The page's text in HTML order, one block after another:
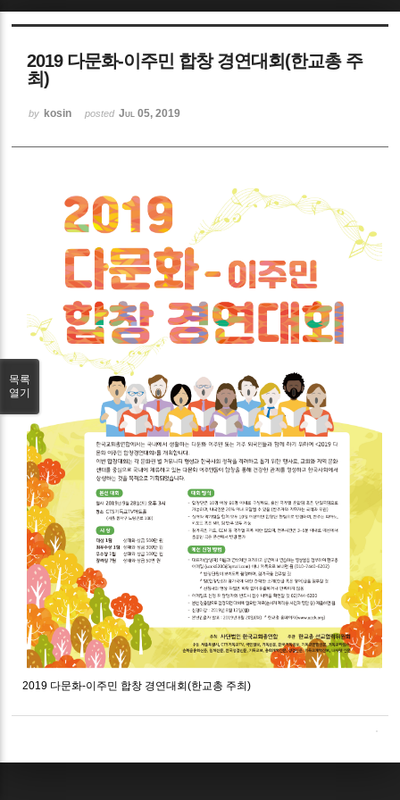
2019 다문화-이주민 합창 경연대회(한교총 주
최)
by kosin posted Jul 05, 2019
2019 다문화-이주민 합창 경연대회(한교총 주최)
목록
열기
Sketchbook5, 스케치북5
Sketchbook5, 스케치북5